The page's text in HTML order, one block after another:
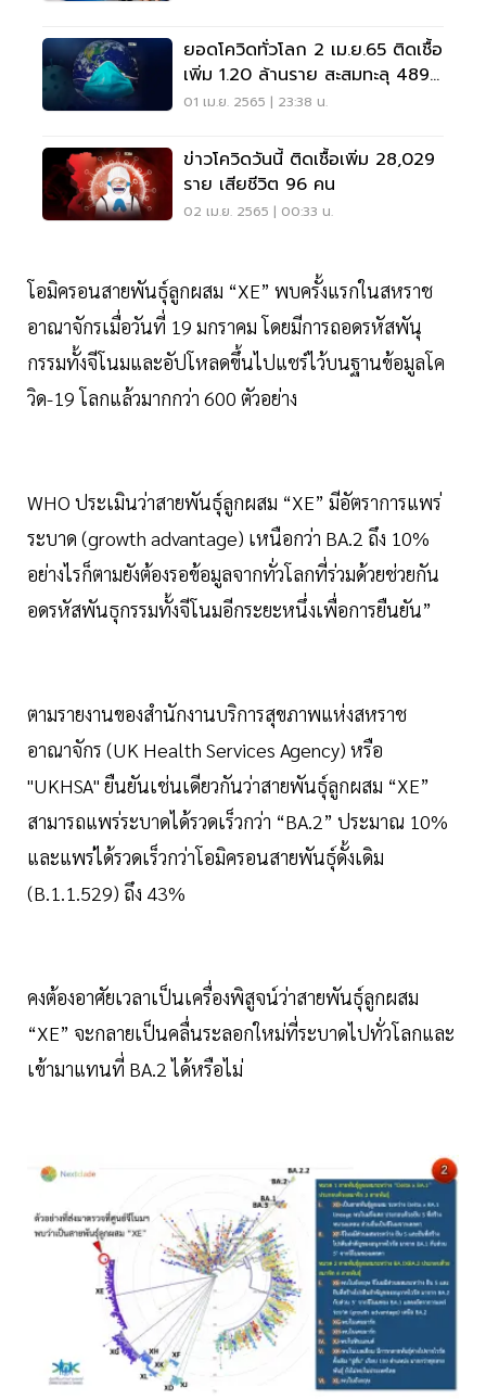
ยอดโควิดทั่วโลก 2 เม.ย.65 ติดเชื้อ
เพิ่ม 1.20 ล้านราย สะสมทะลุ 489
ล้านราย
01 เม.ย. 2565 | 23:38 น.
ข่าวโควิดวันนี้ ติดเชื้อเพิ่ม 28,029
ราย เสียชีวิต 96 คน
02 เม.ย. 2565 | 00:33 น.
โอมิครอนสายพันธุ์ลูกผสม “XE” พบครั้งแรกในสหราช
อาณาจักรเมื่อวันที่ 19 มกราคม โดยมีการถอดรหัสพันุ
กรรมทั้งจีโนมและอัปโหลดขึ้นไปแชร์ไว้บนฐานข้อมูลโค
วิด-19 โลกแล้วมากกว่า 600 ตัวอย่าง
WHO ประเมินว่าสายพันธุ์ลูกผสม “XE” มีอัตราการแพร่
ระบาด (growth advantage) เหนือกว่า BA.2 ถึง 10%
อย่างไรก็ตามยังต้องรอข้อมูลจากทั่วโลกที่ร่วมด้วยช่วยกัน
อดรหัสพันธุกรรมทั้งจีโนมอีกระยะหนึ่งเพื่อการยืนยัน”
ตามรายงานของสำนักงานบริการสุขภาพแห่งสหราช
อาณาจักร (UK Health Services Agency) หรือ
"UKHSA" ยืนยันเช่นเดียวกันว่าสายพันธุ์ลูกผสม “XE”
สามารถแพร่ระบาดได้รวดเร็วกว่า “BA.2” ประมาณ 10%
และแพร่ได้รวดเร็วกว่าโอมิครอนสายพันธุ์ดั้งเดิม
(B.1.1.529) ถึง 43%
คงต้องอาศัยเวลาเป็นเครื่องพิสูจน์ว่าสายพันธุ์ลูกผสม
“XE” จะกลายเป็นคลื่นระลอกใหม่ที่ระบาดไปทั่วโลกและ
เข้ามาแทนที่ BA.2 ได้หรือไม่